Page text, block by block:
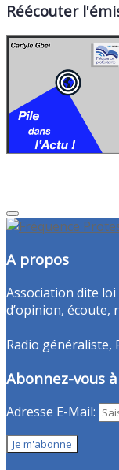
Réécouter
A propos
Association dite
d’opinion, écoute,
Radio généraliste,
Abonnez-vous
Adresse E-Mail: